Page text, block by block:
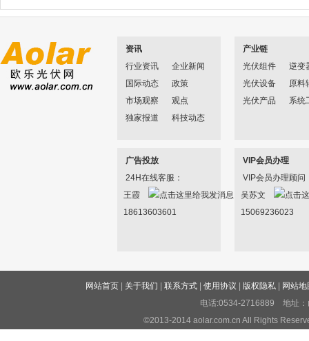
资讯
行业资讯
企业新闻
国际动态
政策
市场观察
观点
独家报道
科技动态
产业链
光伏组件
逆变
光伏设备
原料
光伏产品
系统
广告投放
24H在线客服：
王霞
18613603601
VIP会员办理
VIP会员办理顾问
吴苏文
15069236023
网站首页 关于我们 |联系方式 |使用协议 版权隐私
网站地
电话:0534-2716889 地址：
©2013-2014 aolar.com.cn All Rights